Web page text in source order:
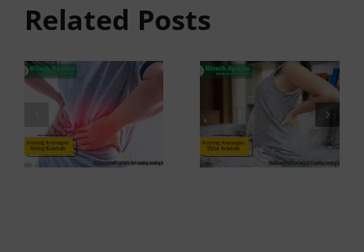
Related Posts
Sering
Kambuh
dan Cara
Atasinya
Penyebab
dan
Solusinya